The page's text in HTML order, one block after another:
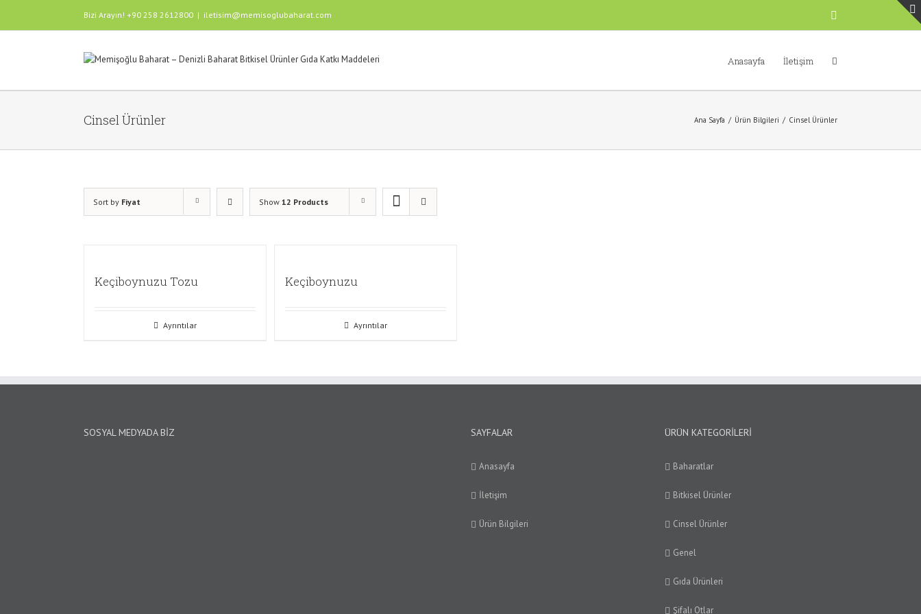
Bizi Arayın! +90 258 2612800 | iletisim@memisoglubaharat.com
Anasayfa İletişim
Cinsel Ürünler Ana Sayfa / Ürün Bilgileri / Cinsel Ürünler
Sort by Fiyat Show 12 Products
Keçiboynuzu Tozu
Ayrıntılar
Keçiboynuzu
Ayrıntılar
SOSYAL MEDYADA BIZ SAYFALAR
Anasayfa
İletişim
Ürün Bilgileri
ÜRÜN KATEGORILERI
Baharatlar
Bitkisel Ürünler
Cinsel Ürünler
Genel
Gıda Ürünleri
Şifalı Otlar